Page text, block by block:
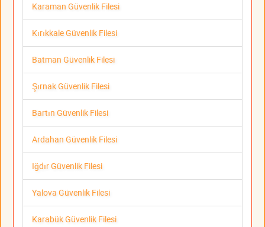
Karaman Güvenlik Filesi
Kırıkkale Güvenlik Filesi
Batman Güvenlik Filesi
Şırnak Güvenlik Filesi
Bartın Güvenlik Filesi
Ardahan Güvenlik Filesi
Iğdır Güvenlik Filesi
Yalova Güvenlik Filesi
Karabük Güvenlik Filesi